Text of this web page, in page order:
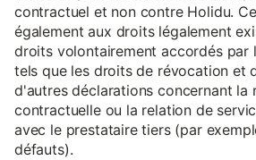
contractuel et non contre Holidu.
également aux droits légalement
droits volontairement accordés par
tels que les droits de révocation et
d'autres déclarations concernant la
contractuelle ou la relation de
avec le prestataire tiers (par
défauts).